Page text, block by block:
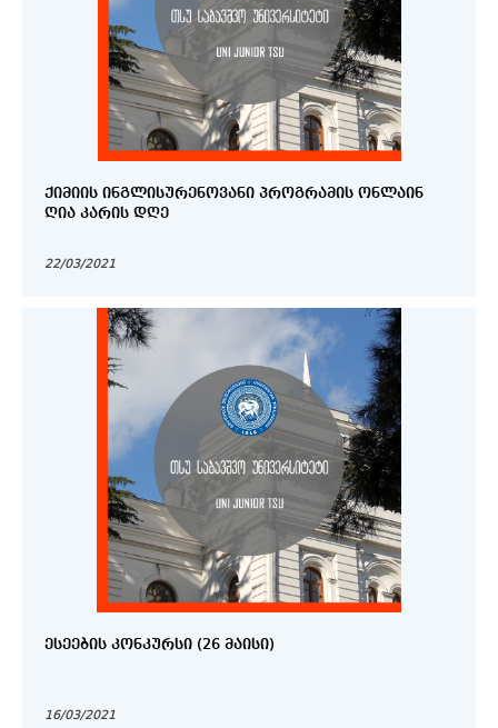
ᲥᲘᲛᲘᲘᲡ ᲘᲜᲒᲚᲘᲡᲣᲠᲔᲜᲝᲕᲐᲜᲘ ᲞᲠᲝᲒᲠᲐᲛᲘᲡ ᲝᲜᲚᲐᲘᲜ
ᲦᲘᲐ ᲙᲐᲠᲘᲡ ᲓᲦᲔ
22/03/2021
ᲔᲡᲔᲔᲑᲘᲡ ᲙᲝᲜᲙᲣᲠᲡᲘ (26 ᲛᲐᲘᲡᲘ)
16/03/2021